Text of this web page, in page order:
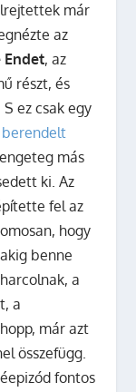
már
az
Endet, az
részt, és
ez csak egy
más
ki. Az
fel az
hogy
benne
a
a
már azt
összefügg.
fontos